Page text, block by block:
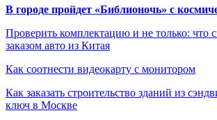
В городе пройдет «Библионочь» с
Проверить комплектацию и не только: что
заказом авто из Китая
Как соотнести видеокарту с монитором
Как заказать строительство зданий из
ключ в Москве